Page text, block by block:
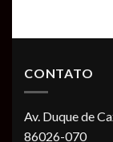
CONTATO
Av. Duque de
86026-070